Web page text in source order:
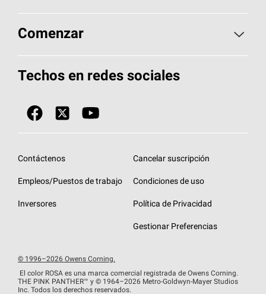
Encuentre un contratista
Componentes para techos
Tecnología SureNail®
Garantías de techos
Aspectos básicos sobre techos
Herramientas de diseño y color
Únase a la red de contratistas de techos
Diseño en el techo
Eventos para contratistas
Comenzar
Llame al 1-800-GET-PINK®
Encuentre una tienda o encuentre un
Financiamiento de techos
Techos en redes sociales
Contáctenos
Empleos/Puestos de trabajo
Inversores
Cancelar suscripción
Condiciones de uso
Política de Privacidad
Gestionar Preferencias
© 1996–2026 Owens Corning.
El color ROSA es una marca comercial registrada de Owens Corning.
THE PINK PANTHER™ y © 1964–2026 Metro-Goldwyn-Mayer Studios
Inc. Todos los derechos reservados.